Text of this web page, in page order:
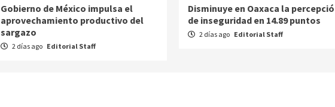
Gobierno de México impulsa el
aprovechamiento productivo del
sargazo
2 días ago Editorial Staff
Disminuye en Oaxaca la
de inseguridad en 14.89 puntos
2 días ago Editorial Staff